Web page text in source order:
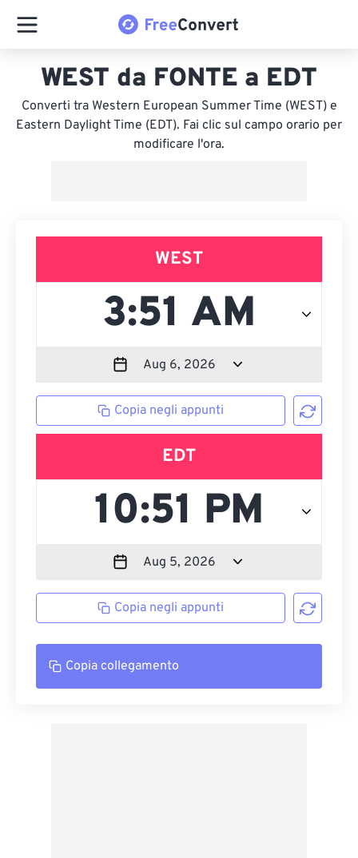
WEST da FONTE a EDT
Converti tra Western European Summer Time (WEST) e
Eastern Daylight Time (EDT). Fai clic sul campo orario per
modificare l'ora.
WEST
Copia negli appunti
EDT
Copia negli appunti
Copia collegamento